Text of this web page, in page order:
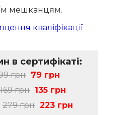
мешканцям.
кваліфікації
в сертифікаті:
грн 79 грн
169 грн 135 грн
279 грн 223 грн